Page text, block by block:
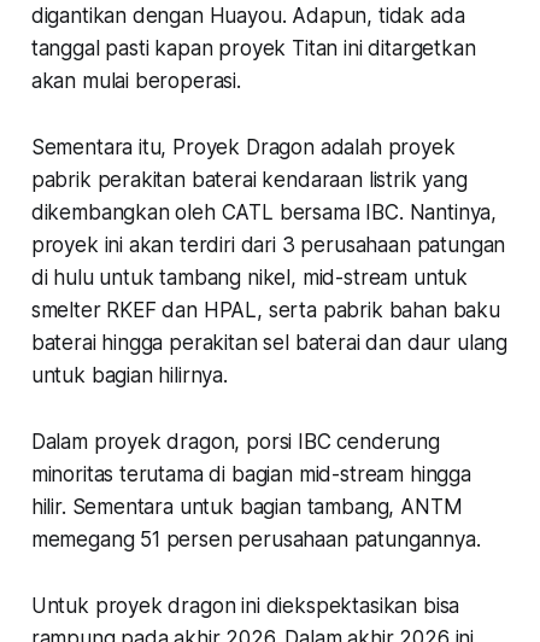
digantikan dengan Huayou. Adapun, tidak ada
tanggal pasti kapan proyek Titan ini ditargetkan
akan mulai beroperasi.
Sementara itu, Proyek Dragon adalah proyek
pabrik perakitan baterai kendaraan listrik yang
dikembangkan oleh CATL bersama IBC. Nantinya,
proyek ini akan terdiri dari 3 perusahaan patungan
di hulu untuk tambang nikel, mid-stream untuk
smelter RKEF dan HPAL, serta pabrik bahan baku
baterai hingga perakitan sel baterai dan daur ulang
untuk bagian hilirnya.
Dalam proyek dragon, porsi IBC cenderung
minoritas terutama di bagian mid-stream hingga
hilir. Sementara untuk bagian tambang, ANTM
memegang 51 persen perusahaan patungannya.
Untuk proyek dragon ini diekspektasikan bisa